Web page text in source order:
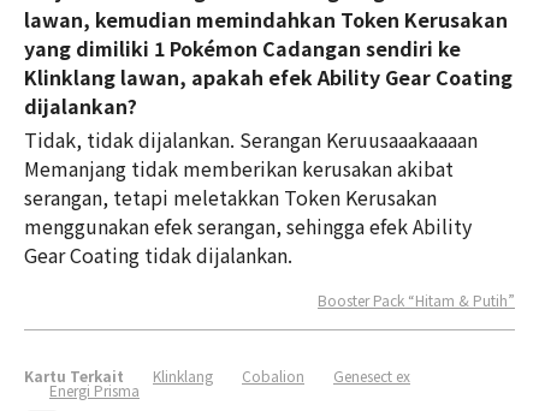
lawan, kemudian memindahkan Token Kerusakan
yang dimiliki 1 Pokémon Cadangan sendiri ke
Klinklang lawan, apakah efek Ability Gear Coating
dijalankan?
Tidak, tidak dijalankan. Serangan Keruusaaakaaaan
Memanjang tidak memberikan kerusakan akibat
serangan, tetapi meletakkan Token Kerusakan
menggunakan efek serangan, sehingga efek Ability
Gear Coating tidak dijalankan.
Booster Pack “Hitam & Putih”
Kartu Terkait Klinklang Cobalion Genesect ex
Energi Prisma